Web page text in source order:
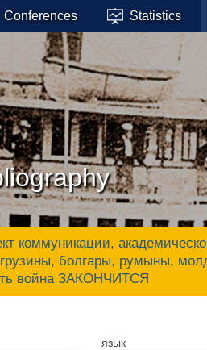
Conferences Statistics
болгары, румыны,
война ЗАКОНЧИТСЯ
язык